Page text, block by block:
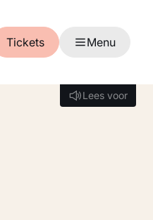
Tickets Menu
Lees voor
Lees voor